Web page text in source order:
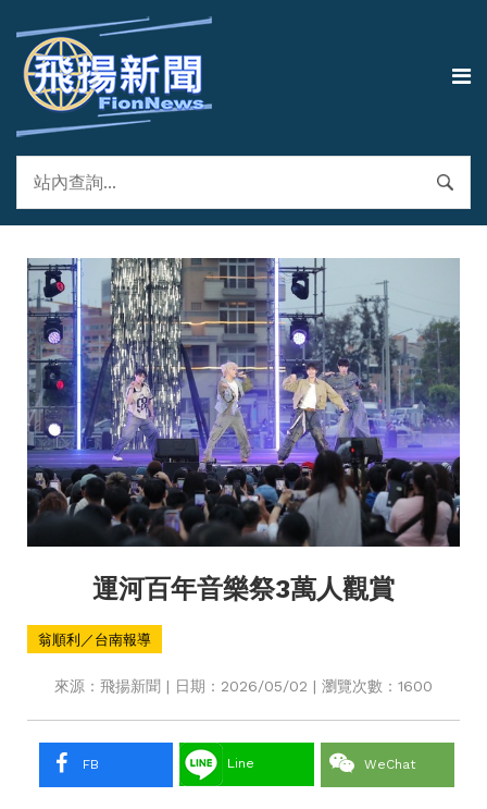
運河百年音樂祭3萬人觀賞
翁順利／台南報導
來源：飛揚新聞 | 日期：2026/05/02 | 瀏覽次數：1600
FB Line WeChat